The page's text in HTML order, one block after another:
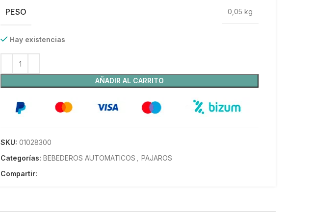
PESO 0,05 kg
Hay existencias
AÑADIR AL CARRITO
SKU: 01028300
Categorías: BEBEDEROS AUTOMATICOS
PAJAROS
Compartir: